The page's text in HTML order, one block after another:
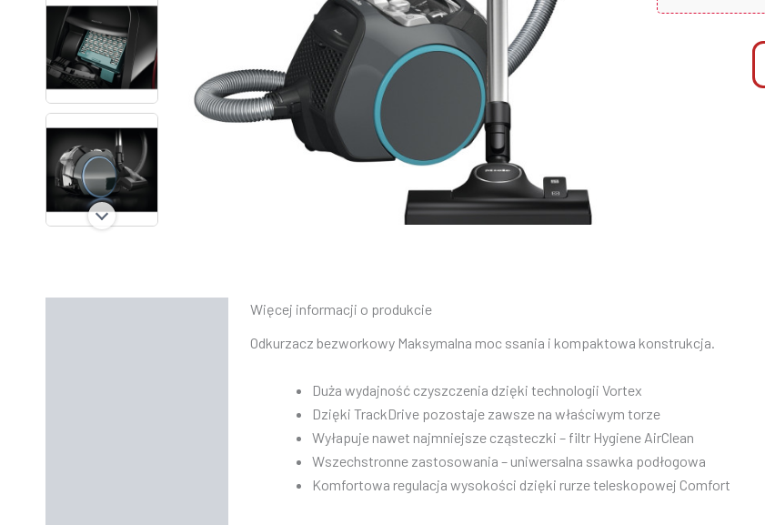
Więcej informacji o produkcie
Odkurzacz bezworkowy Maksymalna moc ssania i kompaktowa konstrukcja.
Duża wydajność czyszczenia dzięki technologii Vortex
Dzięki TrackDrive pozostaje zawsze na właściwym torze
Wyłapuje nawet najmniejsze cząsteczki – filtr Hygiene AirClean
Wszechstronne zastosowania – uniwersalna ssawka podłogowa
Komfortowa regulacja wysokości dzięki rurze teleskopowej Comfort